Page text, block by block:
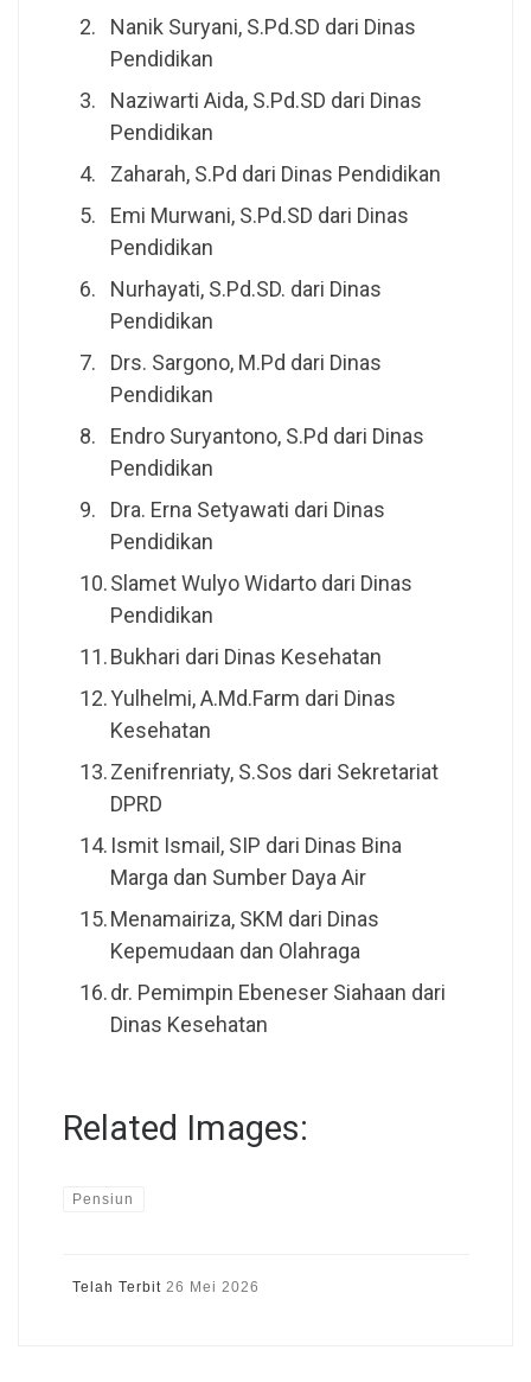
Nanik Suryani, S.Pd.SD dari Dinas
Pendidikan
Naziwarti Aida, S.Pd.SD dari Dinas
Pendidikan
Zaharah, S.Pd dari Dinas Pendidikan
Emi Murwani, S.Pd.SD dari Dinas
Pendidikan
Nurhayati, S.Pd.SD. dari Dinas
Pendidikan
Drs. Sargono, M.Pd dari Dinas
Pendidikan
Endro Suryantono, S.Pd dari Dinas
Pendidikan
Dra. Erna Setyawati dari Dinas
Pendidikan
Slamet Wulyo Widarto dari Dinas
Pendidikan
Bukhari dari Dinas Kesehatan
Yulhelmi, A.Md.Farm dari Dinas
Kesehatan
Zenifrenriaty, S.Sos dari Sekretariat
DPRD
Ismit Ismail, SIP dari Dinas Bina
Marga dan Sumber Daya Air
Menamairiza, SKM dari Dinas
Kepemudaan dan Olahraga
dr. Pemimpin Ebeneser Siahaan dari
Dinas Kesehatan
Related Images:
Pensiun
Telah Terbit 26 Mei 2026